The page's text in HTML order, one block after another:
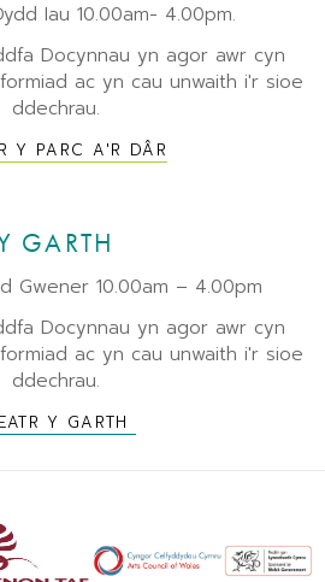
Iau 10.00am- 4.00pm.
Docynnau yn agor awr cyn
ac yn cau unwaith i'r sioe
ddechrau.
Y PARC A'R DÂR
GARTH
Gwener 10.00am – 4.00pm
Docynnau yn agor awr cyn
ac yn cau unwaith i'r sioe
ddechrau.
Y GARTH